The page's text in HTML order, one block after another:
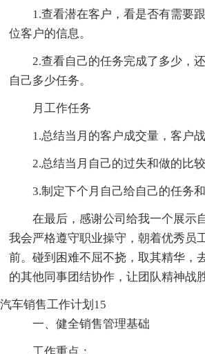
1.查看潜在客户，看是否有需要
位客户的信息。
2.查看自己的任务完成了多少，
自己多少任务。
月工作任务
1.总结当月的客户成交量，客户战
2.总结当月自己的过失和做的比较
3.制定下个月自己给自己的任务和
在最后，感谢公司给我一个展示
我会严格遵守职业操守，朝着优秀员
前。碰到困难不屈不挠，取其精华，
的其他同事团结协作，让团队精神战
汽车销售工作计划15
一、健全销售管理基础
工作重点：